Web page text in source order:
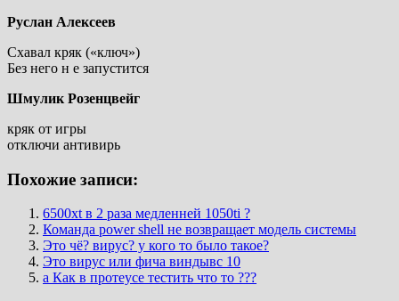
Руслан Алексеев
Схавал кряк («ключ»)
Без него н е запустится
Шмулик Розенцвейг
кряк от игры
отключи антивирь
Похожие записи:
6500xt в 2 раза медленней 1050ti ?
Команда power shell не возвращает модель системы
Это чё? вирус? у кого то было такое?
Это вирус или фича виндывс 10
а Как в протеусе тестить что то ???